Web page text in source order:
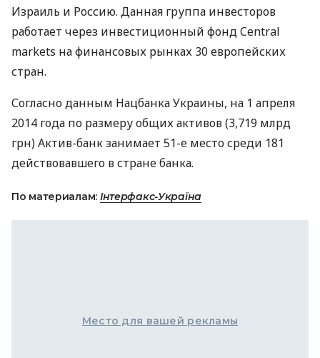
Израиль и Россию. Данная группа инвесторов
работает через инвестиционный фонд Central
markets на финансовых рынках 30 европейских
стран.
Согласно данным Нацбанка Украины, на 1 апреля
2014 года по размеру общих активов (3,719 млрд
грн) Актив-банк занимает 51-е место среди 181
действовавшего в стране банка.
По материалам: Інтерфакс-Україна
Место для вашей рекламы